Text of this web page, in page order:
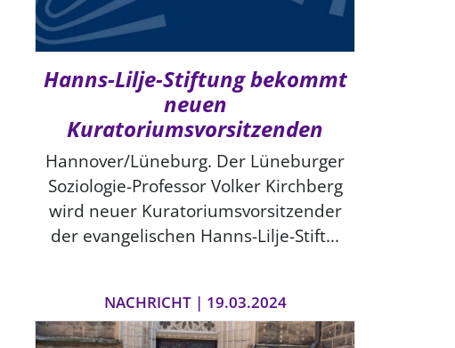
Hanns-Lilje-Stiftung bekommt
neuen
Kuratoriumsvorsitzenden
Hannover/Lüneburg. Der Lüneburger
Soziologie-Professor Volker Kirchberg
wird neuer Kuratoriumsvorsitzender
der evangelischen Hanns-Lilje-Stift...
NACHRICHT | 19.03.2024